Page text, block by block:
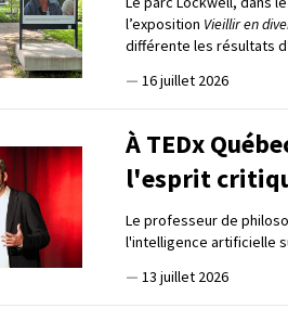
l’exposition Vieillir en
différente les résultats
— 16 juillet 2026
À TEDx
l'esprit
Le professeur de
l'intelligence artificielle
— 13 juillet 2026